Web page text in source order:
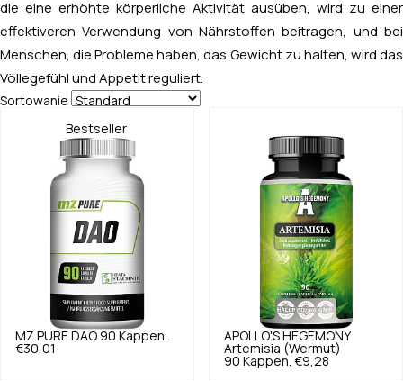
die eine erhöhte körperliche Aktivität ausüben, wird zu einer
effektiveren Verwendung von Nährstoffen beitragen, und bei
Menschen, die Probleme haben, das Gewicht zu halten, wird das
Völlegefühl und Appetit reguliert.
Sortowanie
Bestseller
MZ PURE DAO 90 Kappen.
€30,01
APOLLO'S HEGEMONY
Artemisia (Wermut)
90 Kappen. €9,28